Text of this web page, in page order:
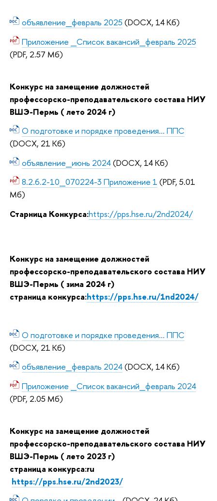
объявление_февраль 2025 (DOCX, 14 Кб)
Приложение _Список вакансий_февраль 2025
(PDF, 2.57 Мб)
Конкурс на замещение должностей
профессорско-преподавательского состава НИУ
ВШЭ-Пермь ( лето 2024 г)
О подготовке и порядке проведения... ППС
(DOCX, 21 Кб)
объявление_июнь 2024(DOCX, 14 Кб)
8.2.6.2-10_070224-3 Приложение 1 (PDF, 5.01
Мб)
Старница Конкурса:https://pps.hse.ru/2nd2024/
Конкурс на замещение должностей
профессорско-преподавательского состава НИУ
ВШЭ-Пермь ( зима 2024 г)
страница конкурса:https://pps.hse.ru/1nd2024/
О подготовке и порядке проведения... ППС
(DOCX, 21 Кб)
объявление_февраль 2024(DOCX, 14 Кб)
Приложение _Список вакансий_февраль 2024
(PDF, 2.05 Мб)
Конкурс на замещение должностей
профессорско-преподавательского состава НИУ
ВШЭ-Пермь ( лето 2023 г)
страница конкурса:ru
https://pps.hse.ru/2nd2023/